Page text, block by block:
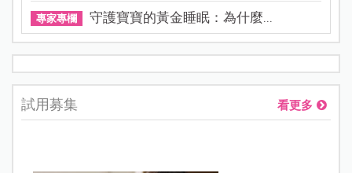
專家專欄 守護寶寶的黃金睡眠：為什麼...
試用募集 看更多